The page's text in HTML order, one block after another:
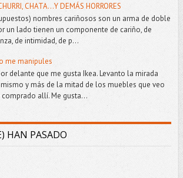
CHATA...Y DEMÁS HORRORES
nombres cariñosos son un arma de doble
un lado tienen un componente de cariño, de
de intimidad, de p...
me manipules
delante que me gusta Ikea. Levanto la mirada
y más de la mitad de los muebles que veo
allí. Me gusta...
HAN PASADO